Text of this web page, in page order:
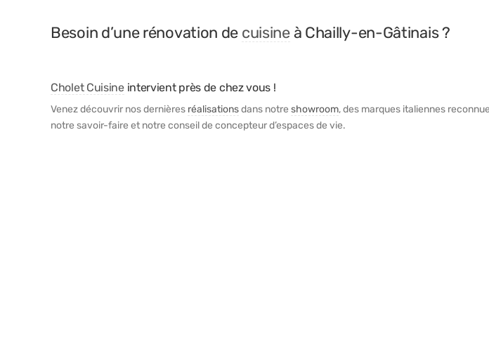
Besoin d’une rénovation de cuisineà Chailly-en-Gâtinais ?
Cholet Cuisineintervient près de chez vous !
Venez découvrir nos dernières réalisationsdans notre showroom, des marques italiennes
notre savoir-faire et notre conseil de concepteur d’espaces de vie.